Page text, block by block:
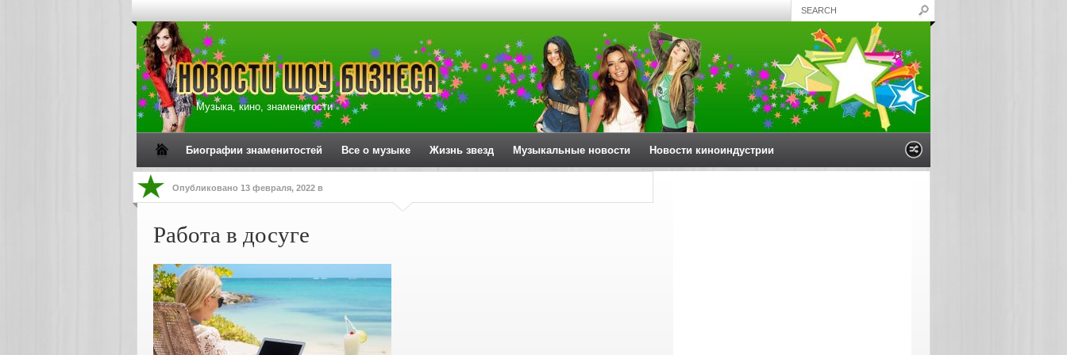
Музыка, кино, знаменитости
Биографии знаменитостей Все о музыке Жизнь звезд Музыкальные новости Новости киноиндустрии
Опубликовано 13 февраля, 2022 в
Работа в досуге